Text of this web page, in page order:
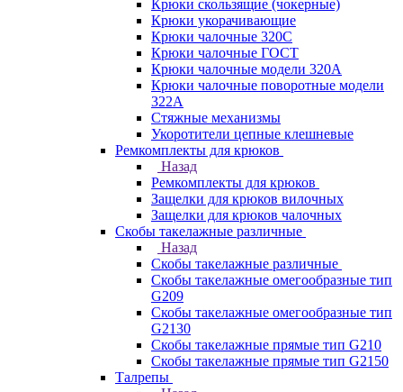
Крюки скользящие (чокерные)
Крюки укорачивающие
Крюки чалочные 320C
Крюки чалочные ГОСТ
Крюки чалочные модели 320А
Крюки чалочные поворотные модели
322А
Стяжные механизмы
Укоротители цепные клешневые
Ремкомплекты для крюков
Назад
Ремкомплекты для крюков
Защелки для крюков вилочных
Защелки для крюков чалочных
Скобы такелажные различные
Назад
Скобы такелажные различные
Скобы такелажные омегообразные тип
G209
Скобы такелажные омегообразные тип
G2130
Скобы такелажные прямые тип G210
Скобы такелажные прямые тип G2150
Талрепы